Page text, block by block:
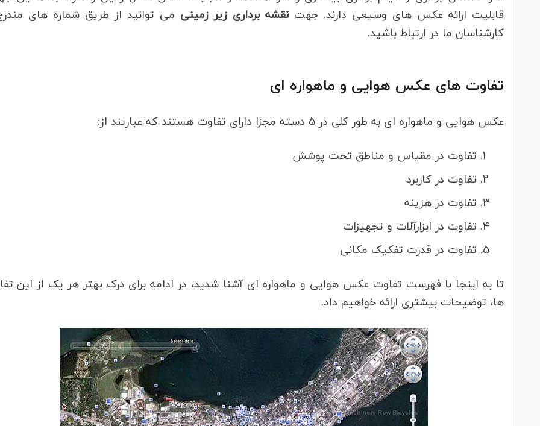
قابلیت ارائه عکس های وسیعی دارند. جهتنقشه برداری زیر زمینی می توانید از طریق شماره های
کارشناسان ما در ارتباط باشید.
تفاوت های عکس هوایی و ماهواره ای
عکس هوایی و ماهواره ای به طور کلی در 5 دسته مجزا دارای تفاوت هستند که عبارتند از:
تفاوت در مقیاس و مناطق تحت پوشش
تفاوت در کاربرد
تفاوت در هزینه
تفاوت در ابزارآلات و تجهیزات
تفاوت در قدرت تفکیک مکانی
تا به اینجا با فهرست تفاوت عکس هوایی و ماهواره ای آشنا شدید، در ادامه برای درک بهتر هر یک از این
ها، توضیحات بیشتری ارائه خواهیم داد.